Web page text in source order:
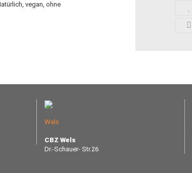
vegan, ohne
Wels
CBZ Wels
Dr.-Schauer- Str.26